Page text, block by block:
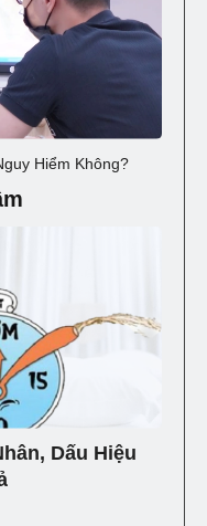
Hiểm Không?
Dấu Hiệu